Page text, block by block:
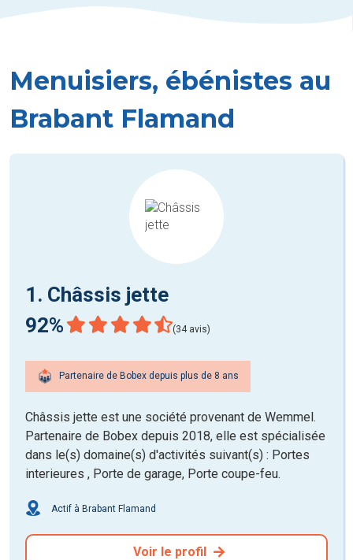
Menuisiers, ébénistes au
Brabant Flamand
1. Châssis jette
92%
(34 avis)
Partenaire de Bobex depuis plus de 8 ans
Châssis jette est une société provenant de Wemmel.
Partenaire de Bobex depuis 2018, elle est spécialisée
dans le(s) domaine(s) d'activités suivant(s) : Portes
interieures , Porte de garage, Porte coupe-feu.
Actif à Brabant Flamand
Voir le profil